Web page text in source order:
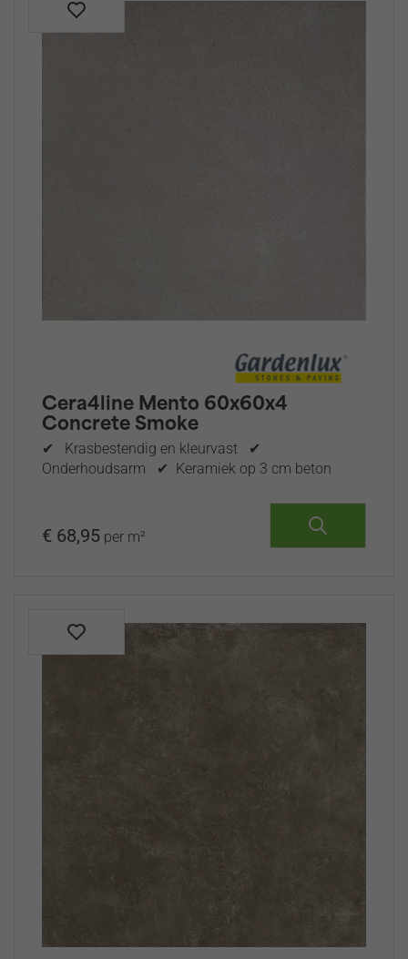
Cera4line Mento 60x60x4
Concrete Smoke
✔ Krasbestendig en kleurvast ✔
Onderhoudsarm ✔ Keramiek op 3 cm beton
€ 68,95 per m²